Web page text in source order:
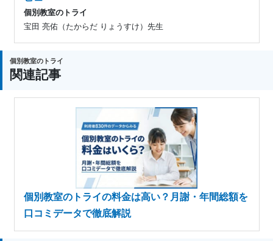
個別教室のトライ
宝田 亮佑（たからだ りょうすけ）先生
個別教室のトライ
関連記事
個別教室のトライの料金は高い？月謝・年間総額を
口コミデータで徹底解説